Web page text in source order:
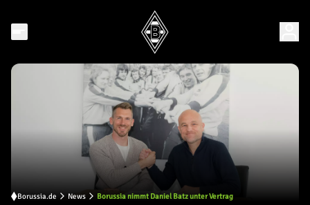
Borussia.de News Borussia nimmt Daniel Batz unter Vertrag